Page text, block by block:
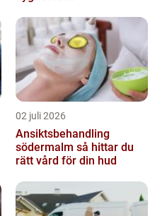
02 juli 2026
Ansiktsbehandling
södermalm så hittar du
rätt vård för din hud